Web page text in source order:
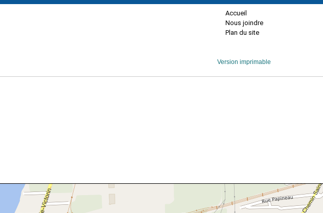
Accueil
Nous joindre
Plan du site
Version imprimable